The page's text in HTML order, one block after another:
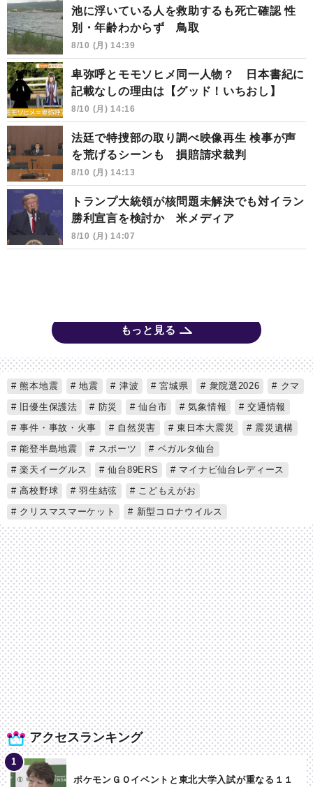
池に浮いている人を救助するも死亡確認 性
別・年齢わからず 鳥取
8/10 (月) 14:39
卑弥呼とモモソヒメ同一人物？ 日本書紀に
記載なしの理由は【グッド！いちおし】
8/10 (月) 14:16
法廷で特捜部の取り調べ映像再生 検事が声
を荒げるシーンも 損賠請求裁判
8/10 (月) 14:13
トランプ大統領が核問題未解決でも対イラン
勝利宣言を検討か 米メディア
8/10 (月) 14:07
もっと見る
アクセスランキング
ポケモンＧＯイベントと東北大学入試が重なる１１
熊本地震 地震 津波 宮城県 衆院選2026
クマ
旧優生保護法
防災 仙台市 気象情報
交通情報
事件・事故・火事
自然災害 東日本大震災
震災遺構
能登半島地震
スポーツ
ベガルタ仙台
楽天イーグルス
仙台89ERS
マイナビ仙台レディース
高校野球
羽生結弦
こどもえがお
クリスマスマーケット
新型コロナウイルス